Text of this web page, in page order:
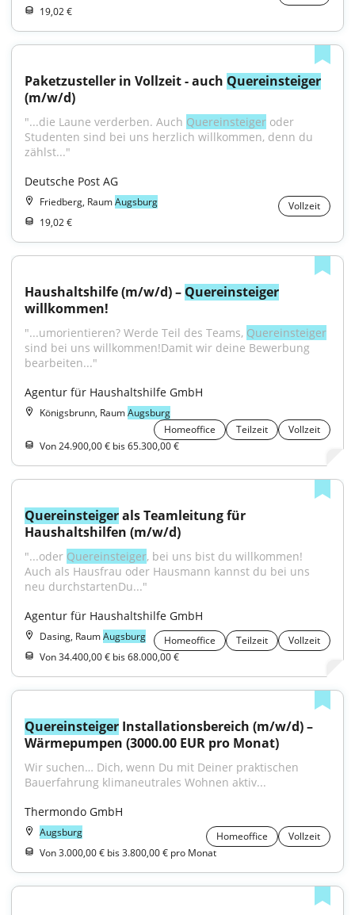
19,02 €
Paketzusteller in Vollzeit - auch Quereinsteiger
(m/w/d)
"...die Laune verderben. Auch Quereinsteiger oder
Studenten sind bei uns herzlich willkommen, denn du
zählst..."
Deutsche Post AG
Friedberg, RaumAugsburg
Vollzeit
19,02 €
Haushaltshilfe (m/w/d) – Quereinsteiger
willkommen!
"...umorientieren? Werde Teil des Teams, Quereinsteiger
sind bei uns willkommen!Damit wir deine Bewerbung
bearbeiten..."
Agentur für Haushaltshilfe GmbH
Königsbrunn, RaumAugsburg
Homeoffice
Teilzeit
Vollzeit
Von 24.900,00 € bis 65.300,00 €
Quereinsteiger als Teamleitung für
Haushaltshilfen (m/w/d)
"...oder Quereinsteiger, bei uns bist du willkommen!
Auch als Hausfrau oder Hausmann kannst du bei uns
neu durchstartenDu..."
Agentur für Haushaltshilfe GmbH
Dasing, RaumAugsburg Homeoffice Teilzeit
Vollzeit
Von 34.400,00 € bis 68.000,00 €
Quereinsteiger Installationsbereich (m/w/d) –
Wärmepumpen (3000.00 EUR pro Monat)
Wir suchen… Dich, wenn Du mit Deiner praktischen
Bauerfahrung klimaneutrales Wohnen aktiv...
Thermondo GmbH
Augsburg Homeoffice
Vollzeit
Von 3.000,00 € bis 3.800,00 € pro Monat